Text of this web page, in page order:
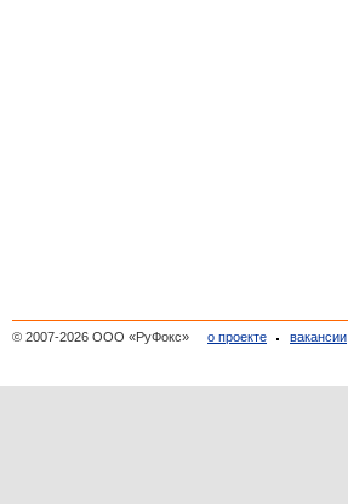
© 2007-2026 ООО «РуФокс» о проекте вакансии